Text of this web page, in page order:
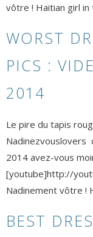
vôtre ! Haitian girl
WORST
PICS :
2014
Le pire du tapis
Nadinezvouslovers
2014 avez-vous
[youtube]http://
Nadinement vôtre !
BEST